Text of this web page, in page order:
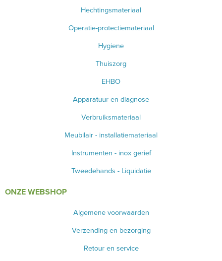
Hechtingsmateriaal
Operatie-protectiemateriaal
Hygiene
Thuiszorg
EHBO
Apparatuur en diagnose
Verbruiksmateriaal
Meubilair - installatiemateriaal
Instrumenten - inox gerief
Tweedehands - Liquidatie
ONZE WEBSHOP
Algemene voorwaarden
Verzending en bezorging
Retour en service